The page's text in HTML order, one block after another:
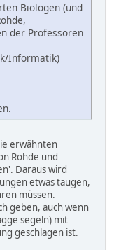
Biologen (und
der Professoren
Informatik)
erwähnten
Rohde und
Daraus wird
etwas taugen,
müssen.
geben, auch wenn
segeln) mit
geschlagen ist.